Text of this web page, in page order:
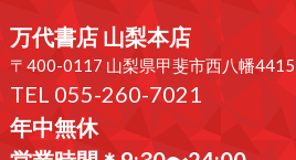
万代書店 山梨本店
〒400-0117 山梨県甲斐市西八幡4415
TEL 055-260-7021
年中無休